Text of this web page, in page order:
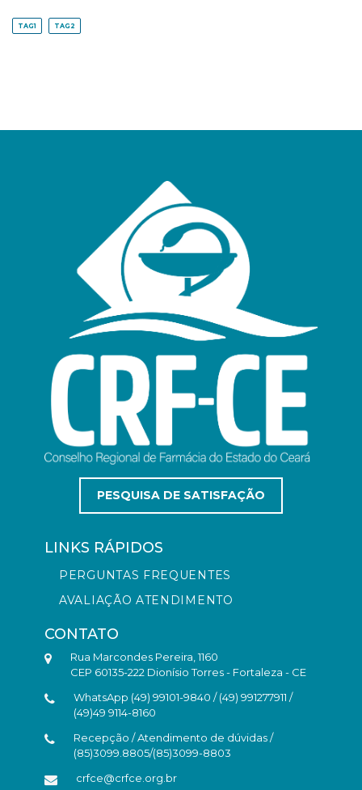
TAG1 TAG2
PESQUISA DE SATISFAÇÃO
LINKS RÁPIDOS
PERGUNTAS FREQUENTES
AVALIAÇÃO ATENDIMENTO
CONTATO
Rua Marcondes Pereira, 1160
CEP 60135-222 Dionísio Torres - Fortaleza - CE
WhatsApp (49) 99101-9840 / (49) 991277911 /
(49)49 9114-8160
Recepção / Atendimento de dúvidas /
(85)3099.8805/(85)3099-8803
crfce@crfce.org.br